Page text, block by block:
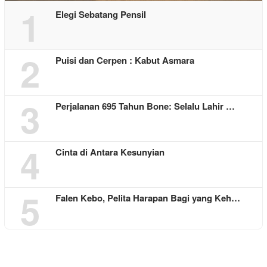
1 Elegi Sebatang Pensil
2 Puisi dan Cerpen : Kabut Asmara
3 Perjalanan 695 Tahun Bone: Selalu Lahir …
4 Cinta di Antara Kesunyian
5 Falen Kebo, Pelita Harapan Bagi yang Keh…